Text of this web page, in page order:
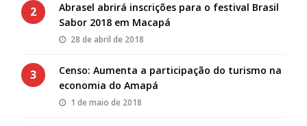
2
Abrasel abrirá inscrições para o festival Brasil
Sabor 2018 em Macapá
28 de abril de 2018
3
Censo: Aumenta a participação do turismo na
economia do Amapá
1 de maio de 2018